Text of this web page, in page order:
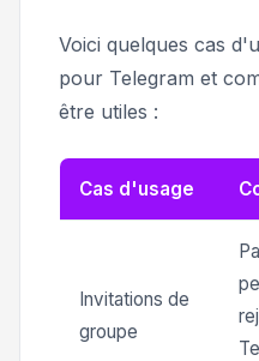
Voici quelques cas
pour Telegram et
être utiles :
Cas d'usage
Invitations de
groupe